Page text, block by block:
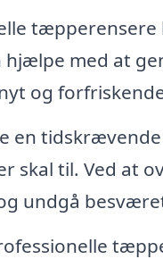
hjælpe med at
og
en
skal til. Ved at
undgå